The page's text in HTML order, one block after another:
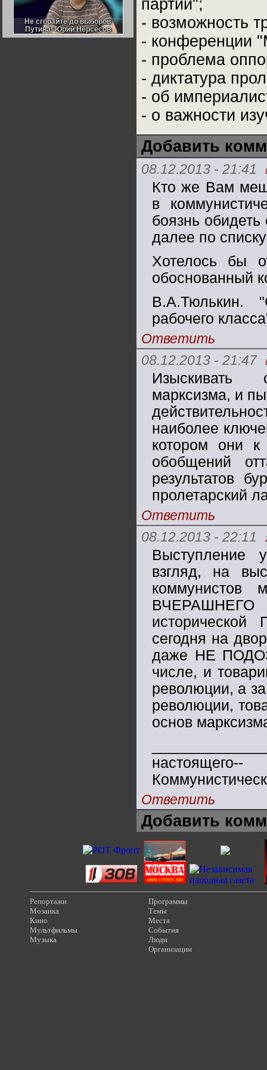
Германии:
парламентская
демократия или
диктатура
пролетариата?
Деятельность
Не сгорайте до выборов
Путина! Юрий Нерсесов
Не сгорайте до выборов
Путина! Юрий Нерсесов
партий";
- возможность
- конференции
- проблема
- диктатура
- об
- о важности
Добавить
08.12.2013 - 21:41
Кто же Вам
в
боязнь
далее по
Хотелось бы
обоснованный
В.А.Тюлькин.
рабочего
Ответить
08.12.2013 - 21:47
Изыскивать
марксизма, и
наиболее
котором они
обобщений
результатов
пролетарский
Ответить
08.12.2013 - 22:11
взгляд, на
коммунистов
ВЧЕРАШНЕГО
сегодня на
даже НЕ
числе, и
революции, а
революции,
основ
Ответить
Добавить
Репортажи
Мозаика
Кино
Мультфильмы
Музыка
Программы
Темы
Места
События
Люди
Организации